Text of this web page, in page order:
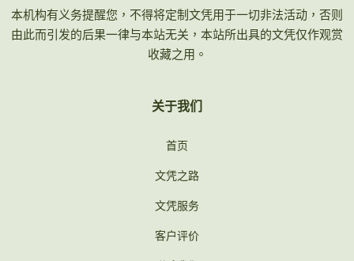
本机构有义务提醒您，不得将定制文凭用于一切非法活动，否则
由此而引发的后果一律与本站无关，本站所出具的文凭仅作观赏
收藏之用。
关于我们
首页
文凭之路
文凭服务
客户评价